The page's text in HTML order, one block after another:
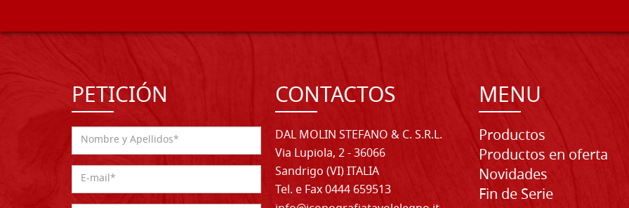
PETICIÓN CONTACTOS
DAL MOLIN STEFANO & C. S.R.L.
Via Lupiola, 2 - 36066
Sandrigo (VI) ITALIA
Tel. e Fax 0444 659513
MENU
Productos
Productos en oferta
Novidades
Fin de Serie